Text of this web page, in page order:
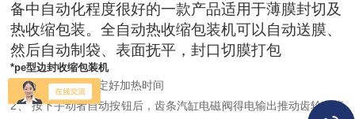
备中自动化程度很好的一款产品适用于薄膜封切及
热收缩包装。全自动热收缩包装机可以自动送膜、
然后自动制袋、表面抚平，封口切膜打包
*pe型边封收缩包装机
1、 首先对机器设定好加热时间
2、 按下手动者自动按钮后，齿条汽缸电磁阀得电输出推动齿轮，齿